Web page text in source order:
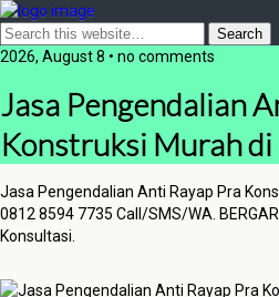
2026, August 8 • no comments
Jasa Pengendalian
Konstruksi Murah di
Jasa Pengendalian Anti Rayap Pra
0812 8594 7735 Call/SMS/WA.
Konsultasi.